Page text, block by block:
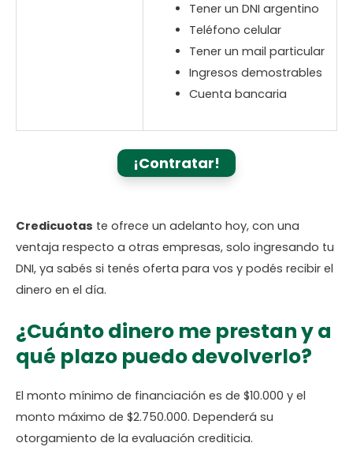
Tener un DNI argentino
Teléfono celular
Tener un mail particular
Ingresos demostrables
Cuenta bancaria
¡Contratar!
Credicuotas te ofrece un adelanto hoy, con una
ventaja respecto a otras empresas, solo ingresando tu
DNI, ya sabés si tenés oferta para vos y podés recibir el
dinero en el día.
¿Cuánto dinero me prestan y a
qué plazo puedo devolverlo?
El monto mínimo de financiación es de $10.000 y el
monto máximo de $2.750.000. Dependerá su
otorgamiento de la evaluación crediticia.